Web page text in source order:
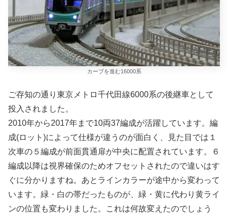
カーブを進む16000系
ご存知の通り東京メトロ千代田線6000系の後継車として
投入されました。
2010年から2017年まで10両37編成が活躍しています。編
成(ロット)によって仕様が違うのが面白く、見た目では１
次車の５編成が前面貫通扉が中央に配置されています。６
編成以降は視界確保のためオフセットされたので違いはす
ぐに分かりますね。あとラインカラーが途中から変わって
います。緑・白の帯だったものが、緑・黄に代わり黄ライ
ンの位置も変わりました。これは何故変えたのでしょう